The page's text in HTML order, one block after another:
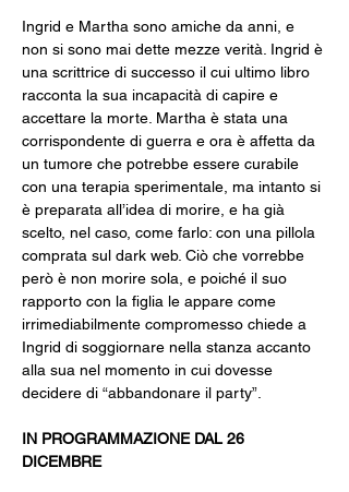
Ingrid e Martha sono amiche da anni, e
non si sono mai dette mezze verità. Ingrid è
una scrittrice di successo il cui ultimo libro
racconta la sua incapacità di capire e
accettare la morte. Martha è stata una
corrispondente di guerra e ora è affetta da
un tumore che potrebbe essere curabile
con una terapia sperimentale, ma intanto si
è preparata all’idea di morire, e ha già
scelto, nel caso, come farlo: con una pillola
comprata sul dark web. Ciò che vorrebbe
però è non morire sola, e poiché il suo
rapporto con la figlia le appare come
irrimediabilmente compromesso chiede a
Ingrid di soggiornare nella stanza accanto
alla sua nel momento in cui dovesse
decidere di “abbandonare il party”.
IN PROGRAMMAZIONE DAL 26
DICEMBRE